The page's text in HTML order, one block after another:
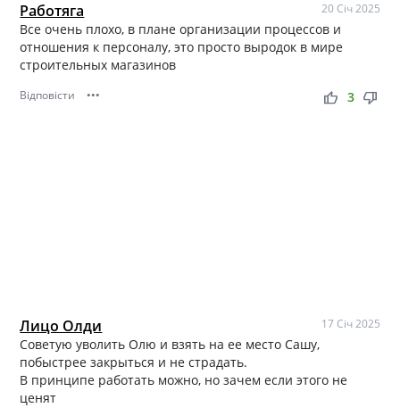
Работяга 20 Січ 2025
Все очень плохо, в плане организации процессов и
отношения к персоналу, это просто выродок в мире
строительных магазинов
Відповісти ••• thumb_up thumb_down
3
Лицо Олди 17 Січ 2025
Советую уволить Олю и взять на ее место Сашу,
побыстрее закрыться и не страдать.
В принципе работать можно, но зачем если этого не
ценят